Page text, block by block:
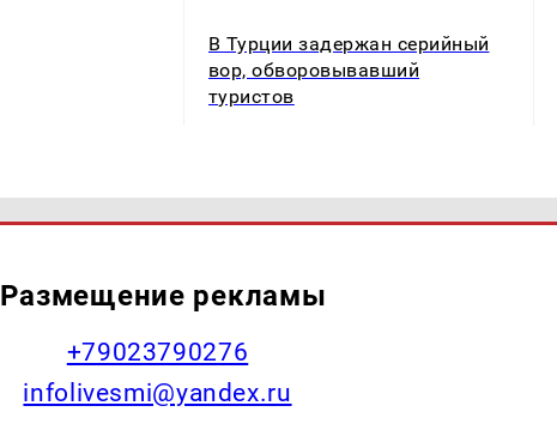
В Турции задержан серийный
вор, обворовывавший
туристов
Размещение рекламы
+79023790276
infolivesmi@yandex.ru